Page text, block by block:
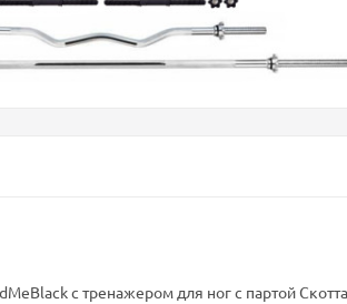
с тренажером для ног с партой